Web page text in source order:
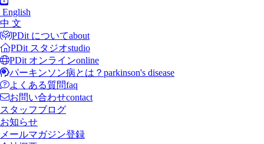
English
中 文
PDit についてabout
PDit スタジオstudio
PDit オンラインonline
パーキンソン病とは？ parkinson's disease
よくある質問faq
お問い合わせcontact
スタッフブログ
お知らせ
メールマガジン登録